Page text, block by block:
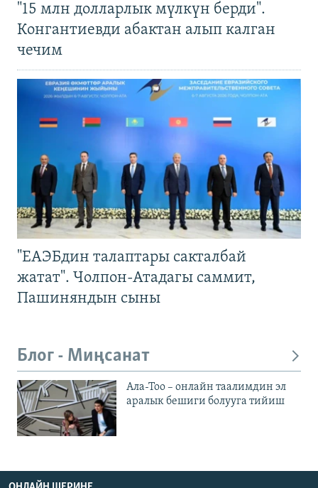
"15 млн долларлык мүлкүн берди".
Конгантиевди абактан алып калган
чечим
"ЕАЭБдин талаптары сакталбай
жатат". Чолпон-Атадагы саммит,
Пашиняндын сыны
Блог - Миңсанат
Ала-Тоо – онлайн таалимдин эл
аралык бешиги болууга тийиш